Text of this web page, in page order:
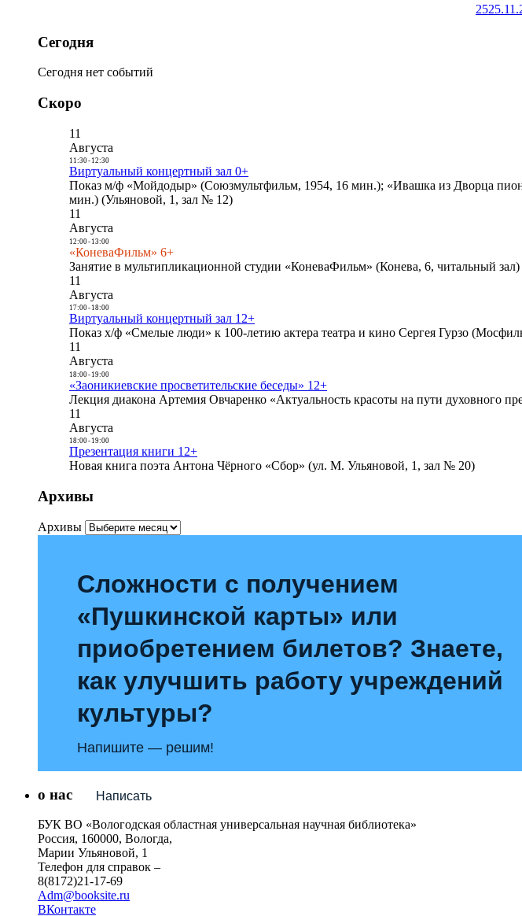
25
Сегодня
Сегодня нет событий
Скоро
11
Августа
11:30- 12:30
Виртуальный концертный зал 0+
Показ м/ф «Мойдодыр» (Союзмультфильм, 1954, 16 мин.); «Ивашка из Дворца
мин.) (Ульяновой, 1, зал № 12)
11
Августа
12:00- 13:00
«КоневаФильм» 6+
Занятие в мультипликационной студии «КоневаФильм» (Конева, 6, читальный зал)
11
Августа
17:00- 18:00
Виртуальный концертный зал 12+
Показ х/ф «Смелые люди» к 100-летию актера театра и кино Сергея Гурзо
11
Августа
18:00- 19:00
«Заоникиевские просветительские беседы» 12+
Лекция диакона Артемия Овчаренко «Актуальность красоты на пути духовного
11
Августа
18:00- 19:00
Презентация книги 12+
Новая книга поэта Антона Чёрного «Сбор» (ул. М. Ульяновой, 1, зал № 20)
Архивы
Архивы
Сложности с получением
«Пушкинской карты» или
приобретением билетов? Знаете,
как улучшить работу учреждений
культуры?
Напишите — решим!
Написать
о нас
БУК ВО «Вологодская областная универсальная научная библиотека»
Россия, 160000, Вологда,
Марии Ульяновой, 1
Телефон для справок –
8(8172)21-17-69
Adm@booksite.ru
ВКонтакте